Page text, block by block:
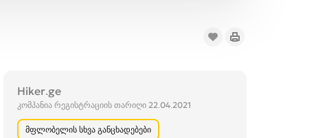
Hiker.ge
კომპანია რეგისტრაციის თარიღი 22.04.2021
მფლობელის სხვა განცხადებები